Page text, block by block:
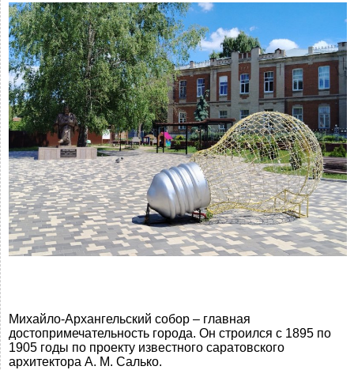
Михайло-Архангельский собор – главная
достопримечательность города. Он строился с 1895 по
1905 годы по проекту известного саратовского
архитектора А. М. Салько.